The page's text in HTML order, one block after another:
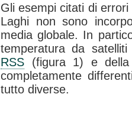
Gli esempi citati di
Laghi non sono
media globale. In
temperatura da
RSS (figura 1) e
completamente
tutto diverse.